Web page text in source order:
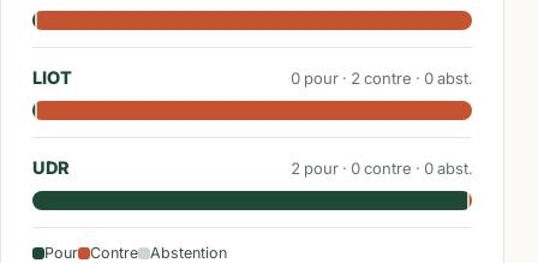
LIOT 0 pour · 2 contre · 0abst.
UDR 2 pour · 0contre · 0abst.
Pour Contre Abstention